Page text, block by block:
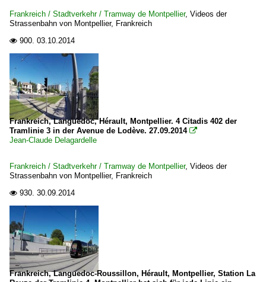
Frankreich / Stadtverkehr / Tramway de Montpellier, Videos der
Strassenbahn von Montpellier, Frankreich
 900. 03.10.2014
Frankreich, Languedoc, Hérault, Montpellier. 4 Citadis 402 der
Tramlinie 3 in der Avenue de Lodève. 27.09.2014 
Jean-Claude Delagardelle
Frankreich / Stadtverkehr / Tramway de Montpellier, Videos der
Strassenbahn von Montpellier, Frankreich
 930. 30.09.2014
Frankreich, Languedoc-Roussillon, Hérault, Montpellier, Station La